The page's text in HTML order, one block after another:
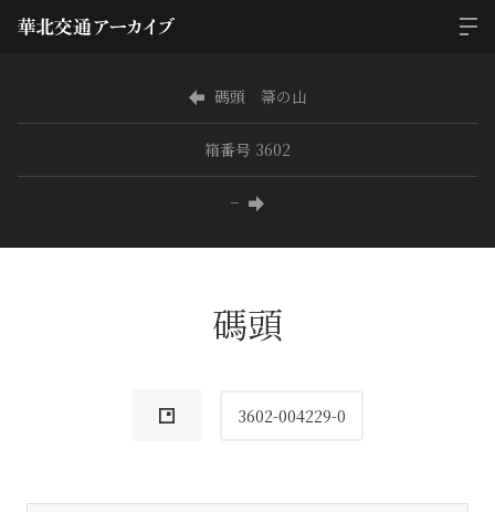
碼頭 箒の山
箱番号 3602
−
碼頭
3602-004229-0